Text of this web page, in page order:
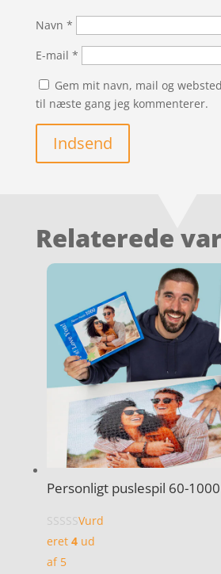
Navn *
E-mail *
Gem mit navn, mail og
til næste gang jeg kommenterer.
Indsend
Relaterede
Personligt puslespil 60-
Vurd
eret 4ud
af 5